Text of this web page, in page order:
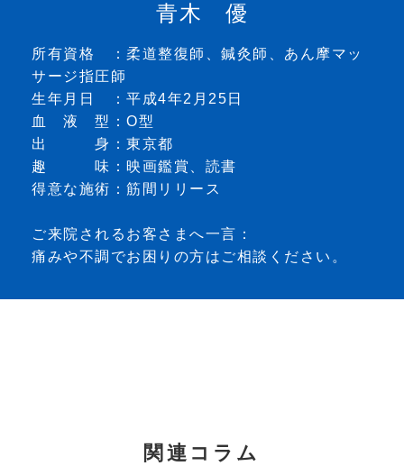
青木 優
所有資格 ：柔道整復師、鍼灸師、あん摩マッ
サージ指圧師
生年月日 ：平成4年2月25日
血 液 型：O型
出 身：東京都
趣 味：映画鑑賞、読書
得意な施術：筋間リリース
ご来院されるお客さまへ一言：
痛みや不調でお困りの方はご相談ください。
関連コラム